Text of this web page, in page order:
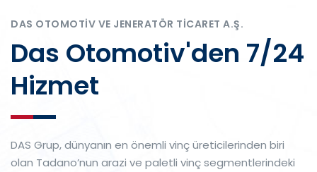
DAS OTOMOTIV VE JENERATÖR TICARET A.Ş.
Das Otomotiv'den 7/24
Hizmet
DAS Grup, dünyanın en önemli vinç üreticilerinden biri
olan Tadano’nun arazi ve paletli vinç segmentlerindeki